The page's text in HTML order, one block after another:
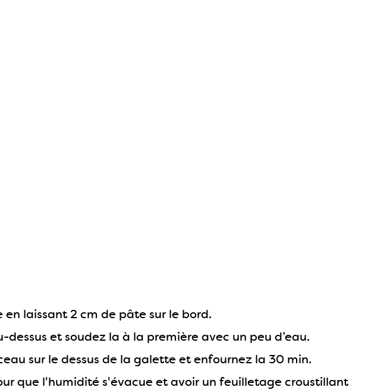
laissant 2 cm de pâte sur le bord.
et soudez la à la première avec un peu d’eau.
sur le dessus de la galette et enfournez la 30 min.
que l'humidité s'évacue et avoir un feuilletage croustillant